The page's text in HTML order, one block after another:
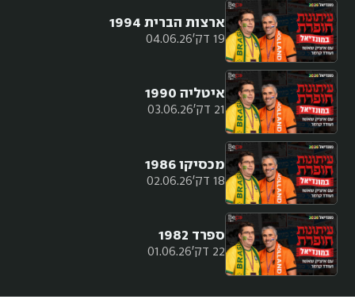
19 דק' 04.06.26
ארצות הברית 1994
21 דק' 03.06.26
איטליה 1990
18 דק' 02.06.26
מכסיקו 1986
22 דק' 01.06.26
ספרד 1982